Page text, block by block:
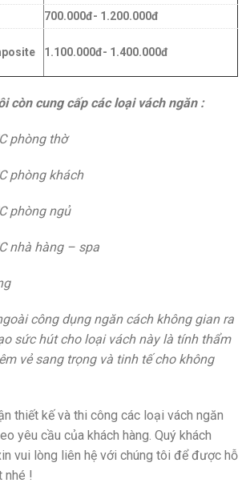
700.000đ- 1.200.000đ
1.100.000đ- 1.400.000đ
còn cung cấp các loại vách ngăn :
phòng thờ
phòng khách
phòng ngủ
nhà hàng – spa
công dụng ngăn cách không gian ra
sức hút cho loại vách này là tính thẩm
vẻ sang trọng và tinh tế cho không
thiết kế và thi công các loại vách ngăn
yêu cầu của khách hàng. Quý khách
vui lòng liên hệ với chúng tôi để được hỗ
nhé !